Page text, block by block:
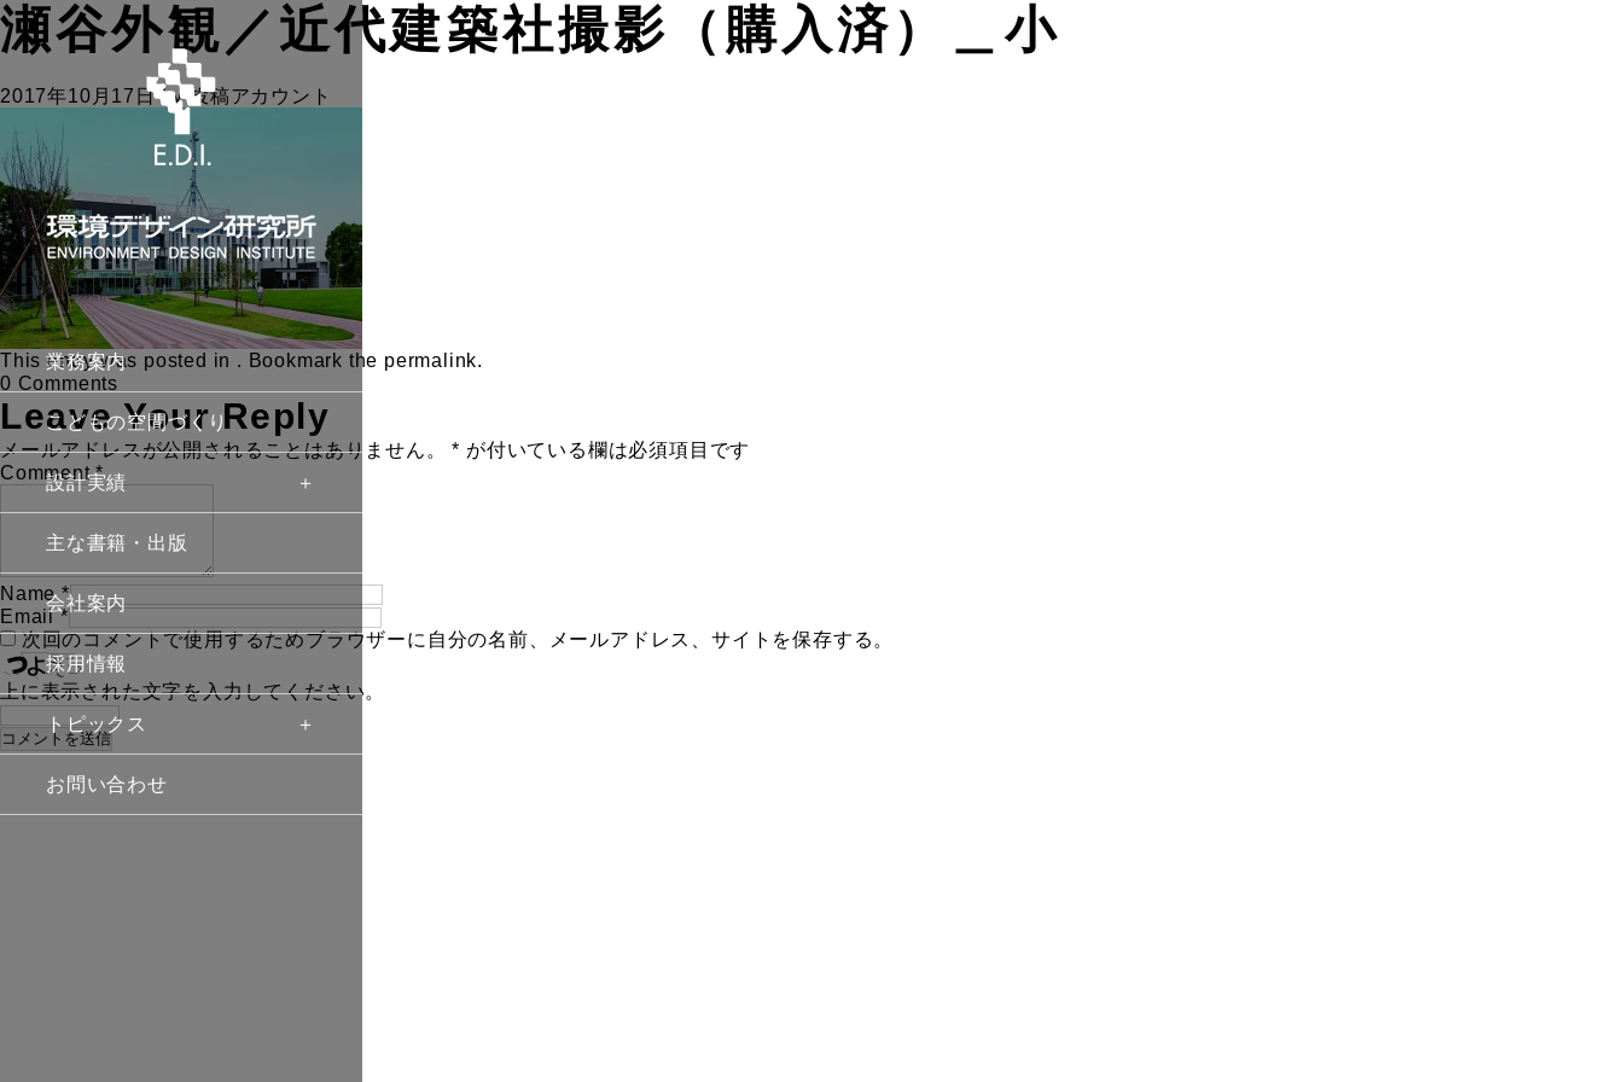
業務案内
こどもの空間づくり
設計実績
主な書籍・出版
会社案内
採用情報
トピックス
お問い合わせ
瀬谷外観／近代建築社撮影（購入済）＿小
2017年10月17日by 投稿アカウント
This entry was posted in . Bookmark the permalink.
0 Comments
Leave Your Reply
メールアドレスが公開されることはありません。 * が付いている欄は必須項目です
Comment *
Name *
Email *
次回のコメントで使用するためブラウザーに自分の名前、メールアドレス、サイトを保存する。
上に表示された文字を入力してください。